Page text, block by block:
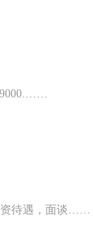
待遇，面谈……